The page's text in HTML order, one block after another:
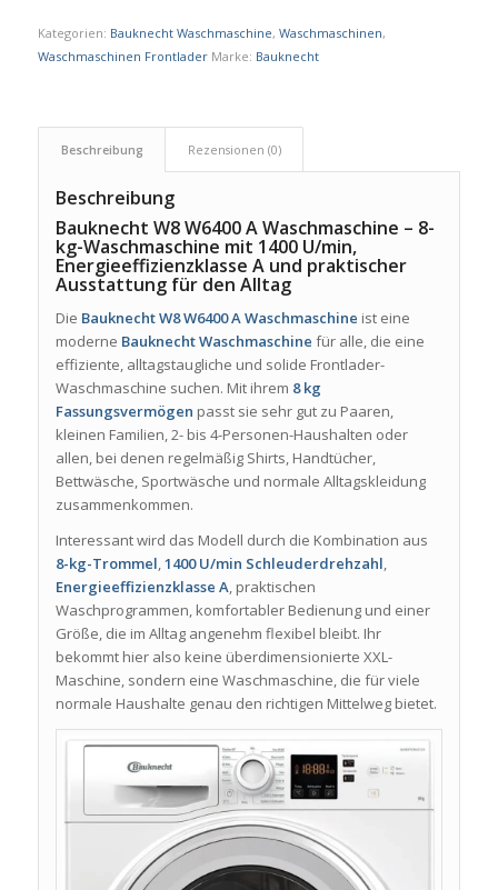
Kategorien: Bauknecht Waschmaschine, Waschmaschinen,
Waschmaschinen Frontlader Marke: Bauknecht
Beschreibung Rezensionen (0)
Beschreibung
Bauknecht W8 W6400 A Waschmaschine – 8-
kg-Waschmaschine mit 1400 U/min,
Energieeffizienzklasse A und praktischer
Ausstattung für den Alltag
Die Bauknecht W8 W6400 A Waschmaschine ist eine
moderne Bauknecht Waschmaschine für alle, die eine
effiziente, alltagstaugliche und solide Frontlader-
Waschmaschine suchen. Mit ihrem 8 kg
Fassungsvermögen passt sie sehr gut zu Paaren,
kleinen Familien, 2- bis 4-Personen-Haushalten oder
allen, bei denen regelmäßig Shirts, Handtücher,
Bettwäsche, Sportwäsche und normale Alltagskleidung
zusammenkommen.
Interessant wird das Modell durch die Kombination aus
8-kg-Trommel,1400 U/min Schleuderdrehzahl,
Energieeffizienzklasse A, praktischen
Waschprogrammen, komfortabler Bedienung und einer
Größe, die im Alltag angenehm flexibel bleibt. Ihr
bekommt hier also keine überdimensionierte XXL-
Maschine, sondern eine Waschmaschine, die für viele
normale Haushalte genau den richtigen Mittelweg bietet.